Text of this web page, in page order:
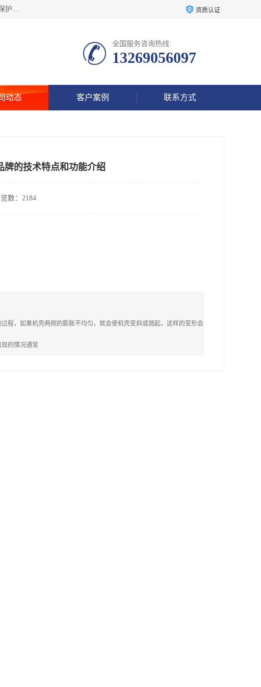
北京鸿泰顺达科技有限公司主要经营电子产品、机械设备、通讯设备、五金、交电等电子机械类产品；产品广泛应用于环境保护、石油化工、电力电子、冶金建筑、煤炭、农业、卫生防疫、教育科研等行业。并成功的与各地环境监测站、污水处理厂、卷烟厂、电厂、高校、科学院所、卫生防疫部门、煤矿、石化厂等用户建立了密切的合作关系。 资质认证
全国服务咨询热线:
13269056097
动态 客户案例 联系方式
牌的技术特点和功能介绍
数：2184
程，如果机壳两侧的膨胀不均匀，就会使机壳变斜或翘起，这样的变形会
的情况通常